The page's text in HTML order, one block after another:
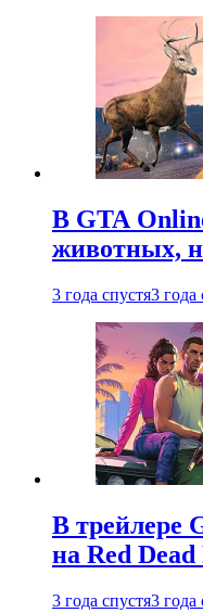
В GTA
животных,
3 года спустя3 года
В трейлере
на Red
3 года спустя3 года